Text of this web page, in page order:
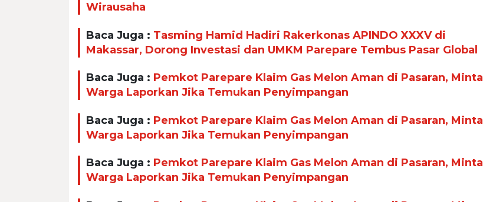
Wirausaha
Baca Juga : Tasming Hamid Hadiri Rakerkonas APINDO XXXV di
Makassar, Dorong Investasi dan UMKM Parepare Tembus Pasar Global
Baca Juga : Pemkot Parepare Klaim Gas Melon Aman di Pasaran, Minta
Warga Laporkan Jika Temukan Penyimpangan
Baca Juga : Pemkot Parepare Klaim Gas Melon Aman di Pasaran, Minta
Warga Laporkan Jika Temukan Penyimpangan
Baca Juga : Pemkot Parepare Klaim Gas Melon Aman di Pasaran, Minta
Warga Laporkan Jika Temukan Penyimpangan